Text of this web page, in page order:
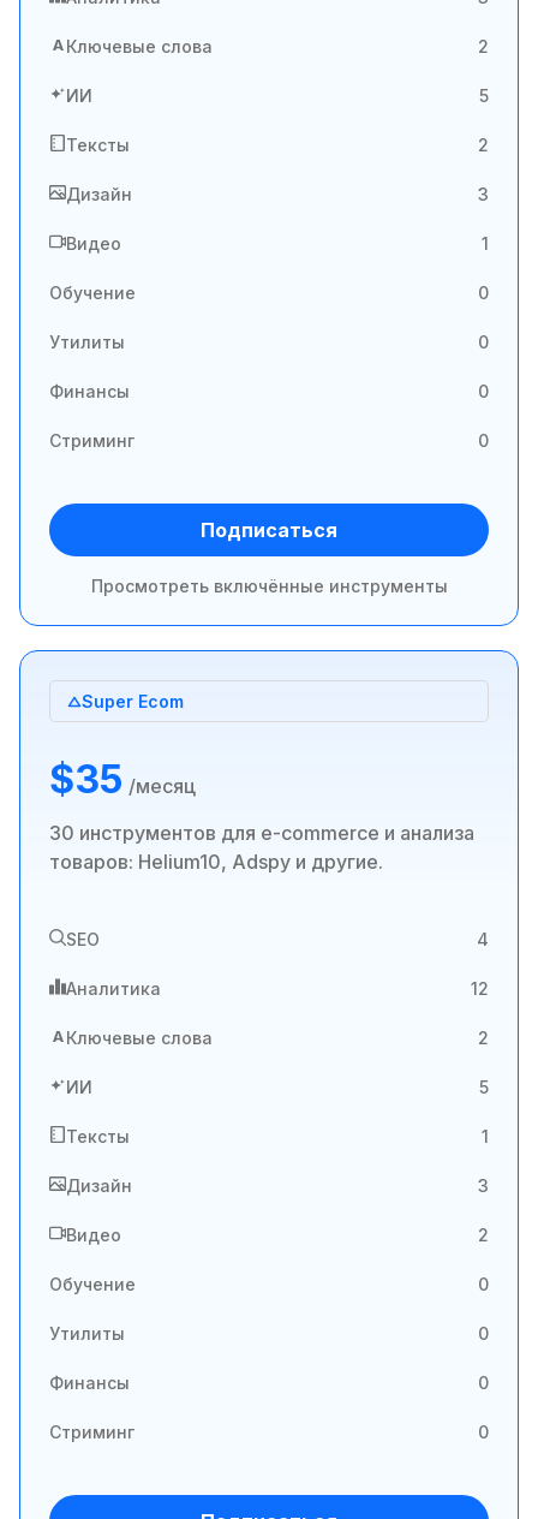
A Ключевые слова 2
ИИ 5
Тексты 2
Дизайн 3
Видео 1
Обучение 0
Утилиты 0
Финансы 0
Стриминг 0
Подписаться
Просмотреть включённые инструменты
Super Ecom
$35 /месяц
30 инструментов для e-commerce и анализа
товаров: Helium10, Adspy и другие.
SEO 4
Аналитика 12
A Ключевые слова 2
ИИ 5
Тексты 1
Дизайн 3
Видео 2
Обучение 0
Утилиты 0
Финансы 0
Стриминг 0